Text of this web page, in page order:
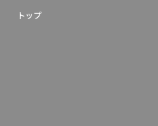
トップ